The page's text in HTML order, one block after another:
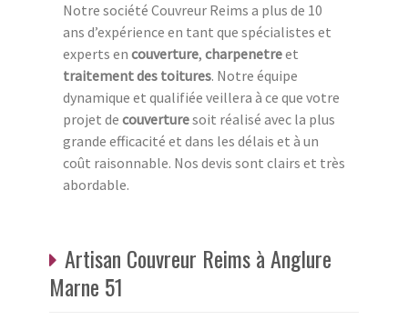
Notre société Couvreur Reims a plus de 10
ans d’expérience en tant que spécialistes et
experts en couverture, charpenetreet
traitement des toitures. Notre équipe
dynamique et qualifiée veillera à ce que votre
projet de couverturesoit réalisé avec la plus
grande efficacité et dans les délais et à un
coût raisonnable. Nos devis sont clairs et très
abordable.
Artisan Couvreur Reims à Anglure
Marne 51